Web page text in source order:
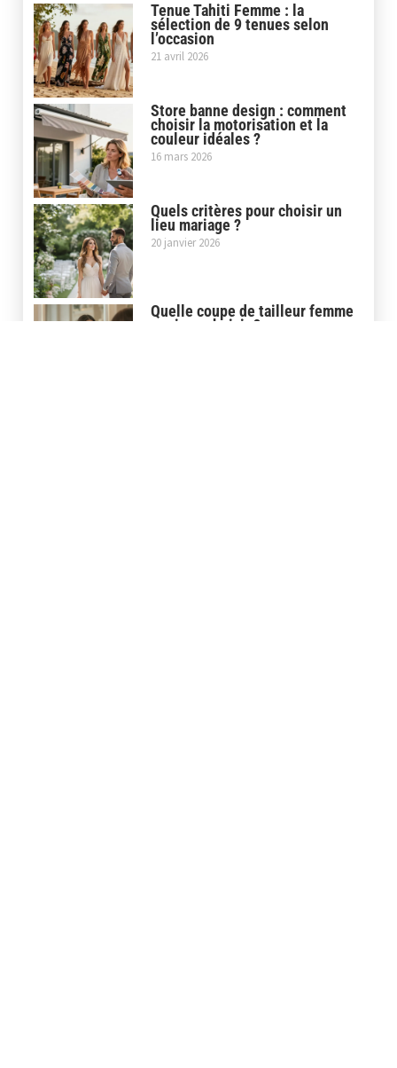
Tenue Tahiti Femme : la
sélection de 9 tenues selon
l’occasion
21 avril 2026
Store banne design : comment
choisir la motorisation et la
couleur idéales ?
16 mars 2026
Quels critères pour choisir un
lieu mariage ?
20 janvier 2026
Quelle coupe de tailleur femme
mariage choisir ?